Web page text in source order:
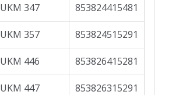
UKM 347 853824415481
UKM 357 853824515291
UKM 446 853826415281
UKM 447 853826315291